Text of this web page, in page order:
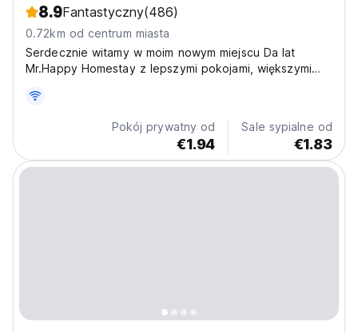
8.9Fantastyczny(486)
0.72km od centrum miasta
Serdecznie witamy w moim nowym miejscu Da lat
Mr.Happy Homestay z lepszymi pokojami, większymi
Pokój prywatny od
€1.94
Sale sypialne od
€1.83